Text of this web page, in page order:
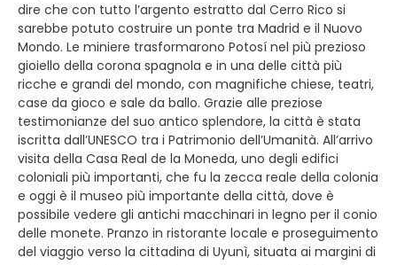
dire che con tutto l’argento estratto dal Cerro Rico si
sarebbe potuto costruire un ponte tra Madrid e il Nuovo
Mondo. Le miniere trasformarono Potosí nel più prezioso
gioiello della corona spagnola e in una delle città più
ricche e grandi del mondo, con magnifiche chiese, teatri,
case da gioco e sale da ballo. Grazie alle preziose
testimonianze del suo antico splendore, la città è stata
iscritta dall’UNESCO tra i Patrimonio dell’Umanità. All’arrivo
visita della Casa Real de la Moneda, uno degli edifici
coloniali più importanti, che fu la zecca reale della colonia
e oggi è il museo più importante della città, dove è
possibile vedere gli antichi macchinari in legno per il conio
delle monete. Pranzo in ristorante locale e proseguimento
del viaggio verso la cittadina di Uyunì, situata ai margini di